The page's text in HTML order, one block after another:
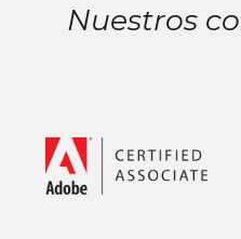
Nuestros